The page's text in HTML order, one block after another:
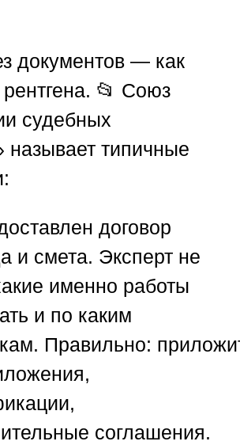
документов — как
📂 Союз
судебных
называет типичные
договор
и смета. Эксперт не
именно работы
и по каким
Правильно:
соглашения.